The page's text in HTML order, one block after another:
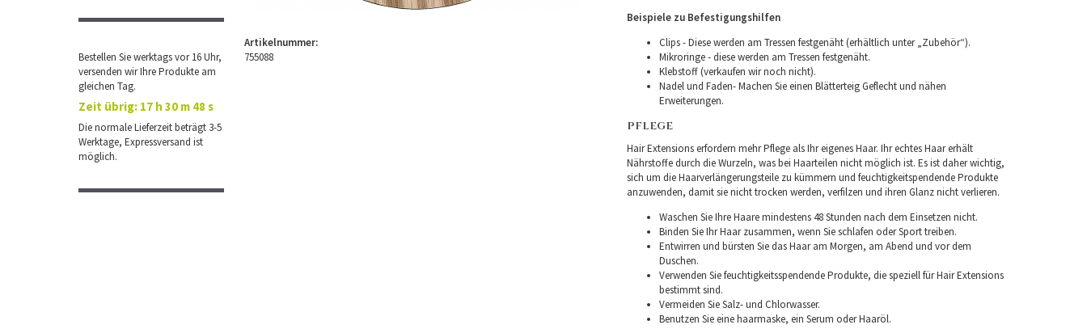
Bestellen Sie werktags vor 16 Uhr,
versenden wir Ihre Produkte am
gleichen Tag.
Zeit übrig: 17 h 30 m 48 s
Die normale Lieferzeit beträgt 3-5
Werktage, Expressversand ist
möglich.
Beispiele zu Befestigungshilfen
Clips - Diese werden am Tressen festgenäht (erhältlich unter „Zubehör“).
Mikroringe - diese werden am Tressen festgenäht.
Klebstoff (verkaufen wir noch nicht).
Nadel und Faden- Machen Sie einen Blätterteig Geflecht und nähen
Erweiterungen.
PFLEGE
Hair Extensions erfordern mehr Pflege als Ihr eigenes Haar. Ihr echtes Haar erhält
Nährstoffe durch die Wurzeln, was bei Haarteilen nicht möglich ist. Es ist daher wichtig,
sich um die Haarverlängerungsteile zu kümmern und feuchtigkeitspendende Produkte
anzuwenden, damit sie nicht trocken werden, verfilzen und ihren Glanz nicht verlieren.
Waschen Sie Ihre Haare mindestens 48 Stunden nach dem Einsetzen nicht.
Binden Sie Ihr Haar zusammen, wenn Sie schlafen oder Sport treiben.
Entwirren und bürsten Sie das Haar am Morgen, am Abend und vor dem
Duschen.
Verwenden Sie feuchtigkeitsspendende Produkte, die speziell für Hair Extensions
bestimmt sind.
Vermeiden Sie Salz- und Chlorwasser.
Benutzen Sie eine haarmaske, ein Serum oder Haaröl.
Artikelnummer:
755088